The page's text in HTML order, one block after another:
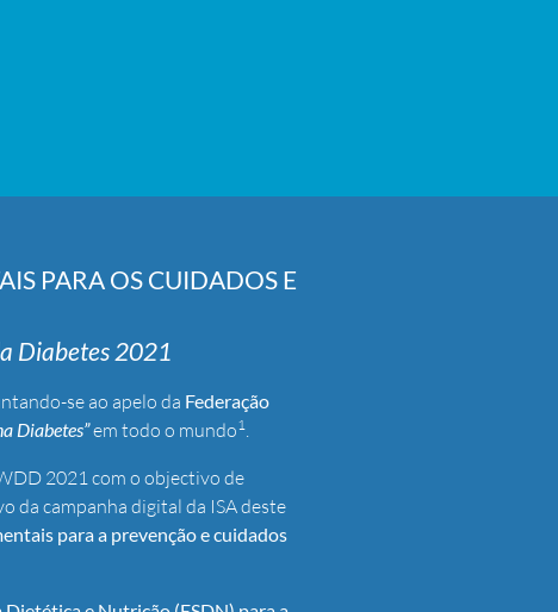
PARA OS CUIDADOS E
Diabetes 2021
se ao apelo da Federação
Diabetes”em todo o mundo1.
2021 com o objectivo de
da campanha digital da ISA deste
para a prevenção e cuidados